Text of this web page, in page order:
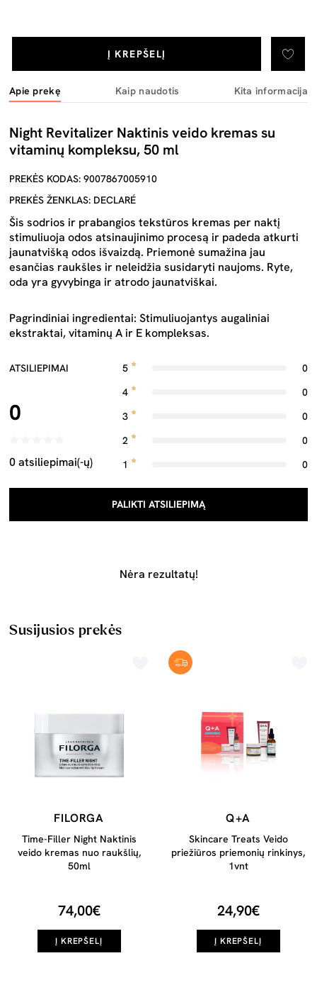
Į KREPŠELĮ
Apie prekę Kaip naudotis Kita informacija
Night Revitalizer Naktinis veido kremas su
vitaminų kompleksu, 50 ml
PREKĖS KODAS: 9007867005910
PREKĖS ŽENKLAS: DECLARÉ
Šis sodrios ir prabangios tekstūros kremas per naktį
stimuliuoja odos atsinaujinimo procesą ir padeda atkurti
jaunatvišką odos išvaizdą. Priemonė sumažina jau
esančias raukšles ir neleidžia susidaryti naujoms. Ryte,
oda yra gyvybinga ir atrodo jaunatviškai.
Pagrindiniai ingredientai: Stimuliuojantys augaliniai
ekstraktai, vitaminų A ir E kompleksas.
ATSILIEPIMAI
0
0 atsiliepimai(-ų)
5
0
4
0
3
0
2
0
1
0
PALIKTI ATSILIEPIMĄ
Nėra rezultatų!
Susijusios prekės
FILORGA
Time-Filler Night Naktinis
veido kremas nuo raukšlių,
50ml
74,00€
Į KREPŠELĮ
Q+A
Skincare Treats Veido
priežiūros priemonių rinkinys,
1vnt
24,90€
Į KREPŠELĮ